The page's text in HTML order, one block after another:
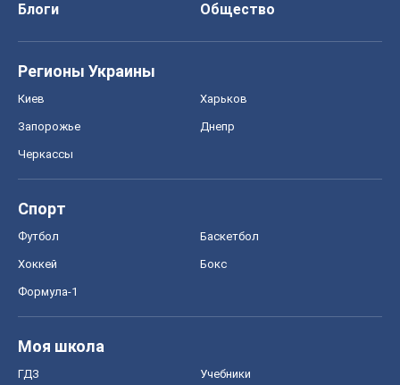
Блоги
Общество
Регионы Украины
Киев Харьков
Запорожье Днепр
Черкассы
Спорт
Футбол Баскетбол
Хоккей Бокс
Формула-1
Моя школа
ГДЗ Учебники